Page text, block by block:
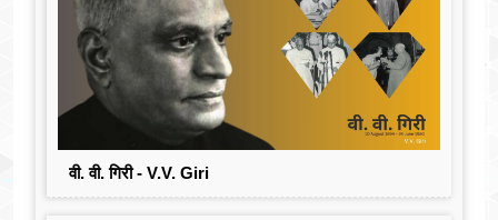
वी. वी. गिरी - V.V. Giri